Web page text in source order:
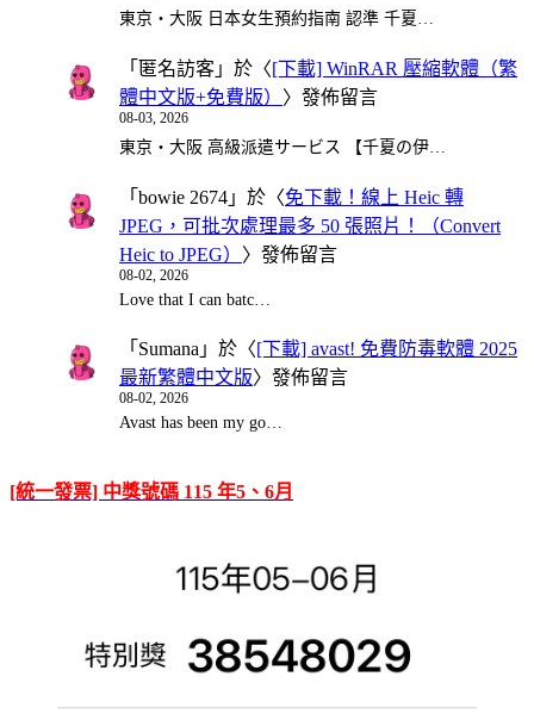
東京・大阪 日本女生預約指南 認準 千夏…
「 匿名訪客 」於〈[下載] WinRAR 壓縮軟體（繁
體中文版+免費版） 〉發佈留言
08-03, 2026
東京・大阪 高級派遣サービス 【千夏の伊…
「 bowie 2674 」於〈免下載！線上 Heic 轉
JPEG，可批次處理最多 50 張照片！（Convert
Heic to JPEG） 〉發佈留言
08-02, 2026
Love that I can batc…
「 Sumana 」於〈[下載] avast! 免費防毒軟體 2025
最新繁體中文版〉發佈留言
08-02, 2026
Avast has been my go…
[統一發票] 中獎號碼 115 年5、6月